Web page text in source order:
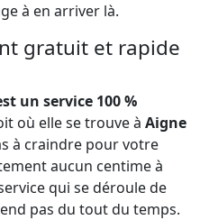
à en arriver là.
gratuit et rapide
un service 100 %
où elle se trouve à Aigne
à craindre pour votre
aucun centime à
qui se déroule de
pas du tout du temps.